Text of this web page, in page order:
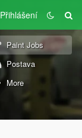
Přihlášení
Paint Jobs
Postava
More